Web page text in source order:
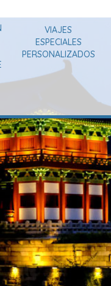
VIAJES
ESPECIALES
PERSONALIZADOS